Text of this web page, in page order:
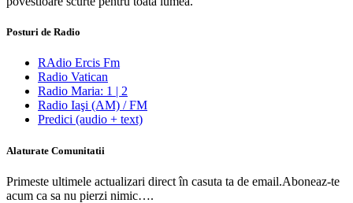
Posturi de Radio
RAdio Ercis Fm
Radio Vatican
Radio Maria: 1 | 2
Radio Iaşi (AM) / FM
Predici (audio + text)
Alaturate Comunitatii
Primeste ultimele actualizari direct în casuta ta de email.Aboneaz-te
acum ca sa nu pierzi nimic….